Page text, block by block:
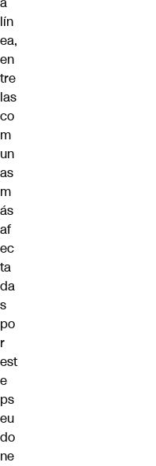
lín
ea,
en
tre
las
co
m
un
as
m
ás
af
ec
ta
da
s
po
r
est
e
ps
eu
do
ne